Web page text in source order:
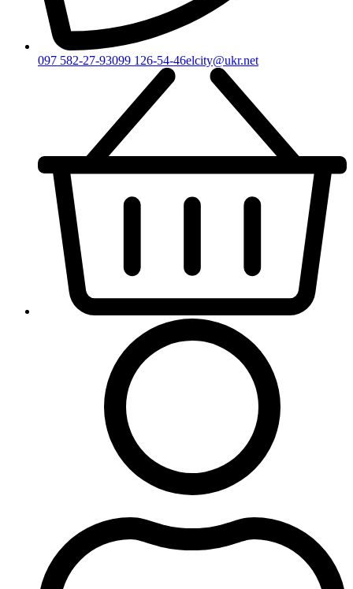
097 582-27-93099 126-54-46elcity@ukr.net